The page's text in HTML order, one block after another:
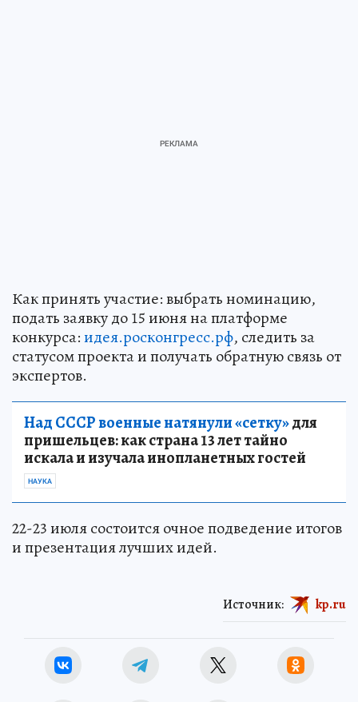
Как принять участие: выбрать номинацию,
подать заявку до 15 июня на платформе
конкурса:идея.росконгресс.рф, следить за
статусом проекта и получать обратную связь от
экспертов.
Над СССР военные натянули «сетку»для
пришельцев: как страна 13 лет тайно
искала и изучала инопланетных гостей
НАУКА
22-23 июля состоится очное подведение итогов
и презентация лучших идей.
Источник: kp.ru